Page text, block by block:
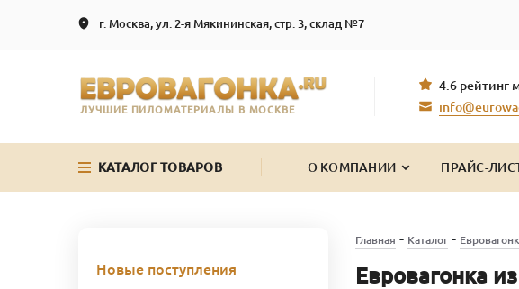
г. Москва, ул. 2-я Мякининская, стр. 3, склад №7
ЛУЧШИЕ ПИЛОМАТЕРИАЛЫ В МОСКВЕ
4.6 рейтинг
КАТАЛОГ ТОВАРОВ О КОМПАНИИ ПРАЙС-
Главная - Каталог-
Евровагонка
Новые поступления